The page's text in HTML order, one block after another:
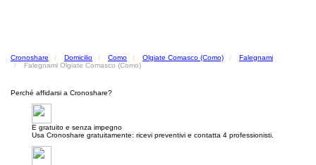
Cronoshare Domicilio Como Olgiate Comasco (Como)
Falegnami
Falegnami Olgiate Comasco (Como)
Perché affidarsi a Cronoshare?
E gratuito e senza impegno
Usa Cronoshare gratuitamente: ricevi preventivi e contatta 4 professionisti.